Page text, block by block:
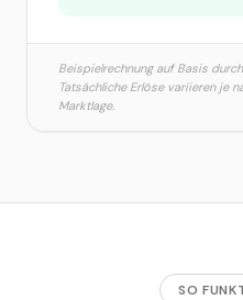
Beispielrechnung auf Basis
Tatsächliche Erlöse variieren je
Marktlage.
SO